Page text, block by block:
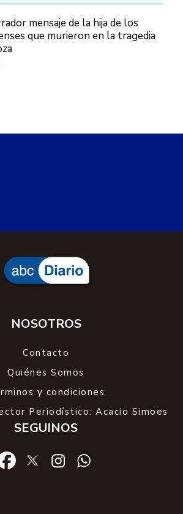
mensaje de la hija de los
que murieron en la tragedia
NOSOTROS
Contacto
Quiénes Somos
y condiciones
Periodístico: Acacio Simoes
SEGUINOS